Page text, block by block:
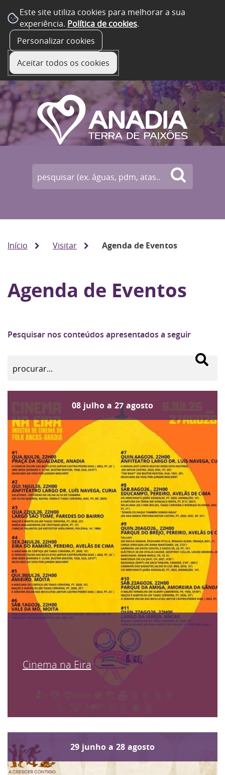
Este site utiliza cookies para melhorar a sua
experiência. Política de cookies.
Personalizar cookies
Aceitar todos os cookies
Início Visitar Agenda de Eventos
Agenda de Eventos
Pesquisar nos conteúdos apresentados a seguir
08 julho a 27 agosto
Cinema na Eira
29 junho a 28 agosto